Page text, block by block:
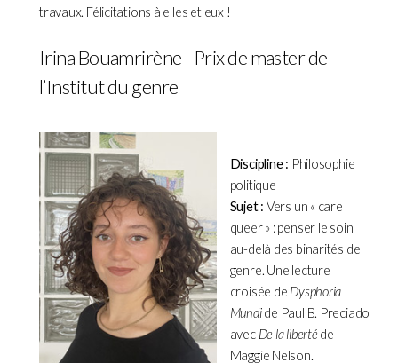
travaux. Félicitations à elles et eux !
Irina Bouamrirène - Prix de master de
l’Institut du genre
Discipline : Philosophie
politique
Sujet : Vers un « care
queer » : penser le soin
au-delà des binarités de
genre. Une lecture
croisée de Dysphoria
Mundide Paul B. Preciado
avec De la liberté de
Maggie Nelson.